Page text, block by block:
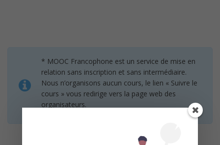
* MOOC Francophone est un service de mise en
relation sans inscription et sans intermédiaire.
Nous n’organisons aucun cours, le lien « Suivre le
cours » vous redirige vers la page web des
organisateurs.